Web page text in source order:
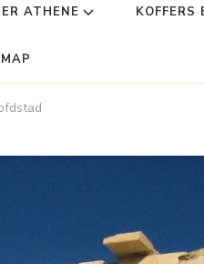
ATHENE KOFFERS